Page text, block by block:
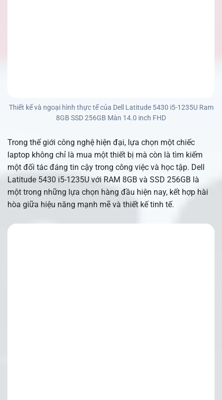
Thiết kế và ngoại hình thực tế của Dell Latitude 5430 i5-1235U Ram
8GB SSD 256GB Màn 14.0 inch FHD
Trong thế giới công nghệ hiện đại, lựa chọn một chiếc
laptop không chỉ là mua một thiết bị mà còn là tìm kiếm
một đối tác đáng tin cậy trong công việc và học tập. Dell
Latitude 5430 i5-1235U với RAM 8GB và SSD 256GB là
một trong những lựa chọn hàng đầu hiện nay, kết hợp hài
hòa giữa hiệu năng mạnh mẽ và thiết kế tinh tế.